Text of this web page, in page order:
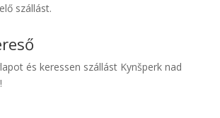
szállást.
és keressen szállást Kynšperk nad